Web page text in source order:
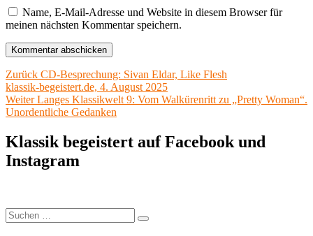
Name, E-Mail-Adresse und Website in diesem Browser für
meinen nächsten Kommentar speichern.
Beitragsnavigation
Zurück Vorheriger
Beitrag:
CD-Besprechung: Sivan Eldar, Like Flesh
klassik-begeistert.de, 4. August 2025
Weiter Nächster
Beitrag:
Langes Klassikwelt 9: Vom Walkürenritt zu „Pretty Woman“.
Unordentliche Gedanken
Klassik begeistert auf Facebook und
Instagram
Suchen
nach:
Suchen